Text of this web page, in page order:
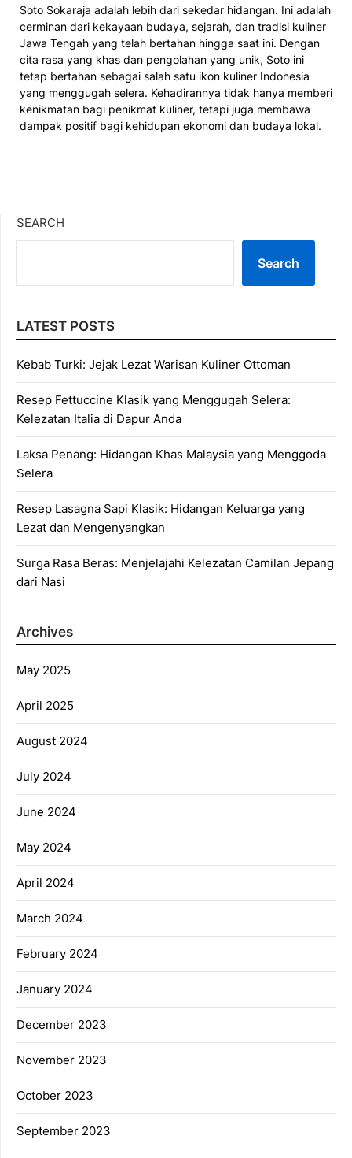
Soto Sokaraja adalah lebih dari sekedar hidangan. Ini adalah
cerminan dari kekayaan budaya, sejarah, dan tradisi kuliner
Jawa Tengah yang telah bertahan hingga saat ini. Dengan
cita rasa yang khas dan pengolahan yang unik, Soto ini
tetap bertahan sebagai salah satu ikon kuliner Indonesia
yang menggugah selera. Kehadirannya tidak hanya memberi
kenikmatan bagi penikmat kuliner, tetapi juga membawa
dampak positif bagi kehidupan ekonomi dan budaya lokal.
SEARCH
Search
LATEST POSTS
Kebab Turki: Jejak Lezat Warisan Kuliner Ottoman
Resep Fettuccine Klasik yang Menggugah Selera:
Kelezatan Italia di Dapur Anda
Laksa Penang: Hidangan Khas Malaysia yang Menggoda
Selera
Resep Lasagna Sapi Klasik: Hidangan Keluarga yang
Lezat dan Mengenyangkan
Surga Rasa Beras: Menjelajahi Kelezatan Camilan Jepang
dari Nasi
Archives
May 2025
April 2025
August 2024
July 2024
June 2024
May 2024
April 2024
March 2024
February 2024
January 2024
December 2023
November 2023
October 2023
September 2023